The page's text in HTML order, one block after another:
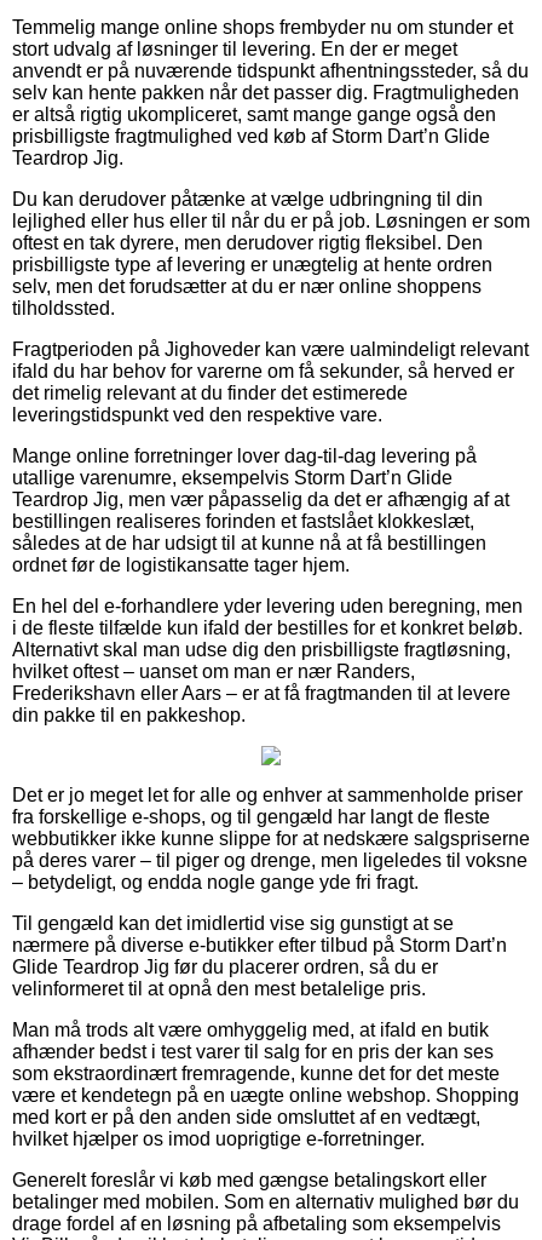
Temmelig mange online shops frembyder nu om stunder et
stort udvalg af løsninger til levering. En der er meget
anvendt er på nuværende tidspunkt afhentningssteder, så du
selv kan hente pakken når det passer dig. Fragtmuligheden
er altså rigtig ukompliceret, samt mange gange også den
prisbilligste fragtmulighed ved køb af Storm Dart’n Glide
Teardrop Jig.
Du kan derudover påtænke at vælge udbringning til din
lejlighed eller hus eller til når du er på job. Løsningen er som
oftest en tak dyrere, men derudover rigtig fleksibel. Den
prisbilligste type af levering er unægtelig at hente ordren
selv, men det forudsætter at du er nær online shoppens
tilholdssted.
Fragtperioden på Jighoveder kan være ualmindeligt relevant
ifald du har behov for varerne om få sekunder, så herved er
det rimelig relevant at du finder det estimerede
leveringstidspunkt ved den respektive vare.
Mange online forretninger lover dag-til-dag levering på
utallige varenumre, eksempelvis Storm Dart’n Glide
Teardrop Jig, men vær påpasselig da det er afhængig af at
bestillingen realiseres forinden et fastslået klokkeslæt,
således at de har udsigt til at kunne nå at få bestillingen
ordnet før de logistikansatte tager hjem.
En hel del e-forhandlere yder levering uden beregning, men
i de fleste tilfælde kun ifald der bestilles for et konkret beløb.
Alternativt skal man udse dig den prisbilligste fragtløsning,
hvilket oftest – uanset om man er nær Randers,
Frederikshavn eller Aars – er at få fragtmanden til at levere
din pakke til en pakkeshop.
Det er jo meget let for alle og enhver at sammenholde priser
fra forskellige e-shops, og til gengæld har langt de fleste
webbutikker ikke kunne slippe for at nedskære salgspriserne
på deres varer – til piger og drenge, men ligeledes til voksne
– betydeligt, og endda nogle gange yde fri fragt.
Til gengæld kan det imidlertid vise sig gunstigt at se
nærmere på diverse e-butikker efter tilbud på Storm Dart’n
Glide Teardrop Jig før du placerer ordren, så du er
velinformeret til at opnå den mest betalelige pris.
Man må trods alt være omhyggelig med, at ifald en butik
afhænder bedst i test varer til salg for en pris der kan ses
som ekstraordinært fremragende, kunne det for det meste
være et kendetegn på en uægte online webshop. Shopping
med kort er på den anden side omsluttet af en vedtægt,
hvilket hjælper os imod uoprigtige e-forretninger.
Generelt foreslår vi køb med gængse betalingskort eller
betalinger med mobilen. Som en alternativ mulighed bør du
drage fordel af en løsning på afbetaling som eksempelvis